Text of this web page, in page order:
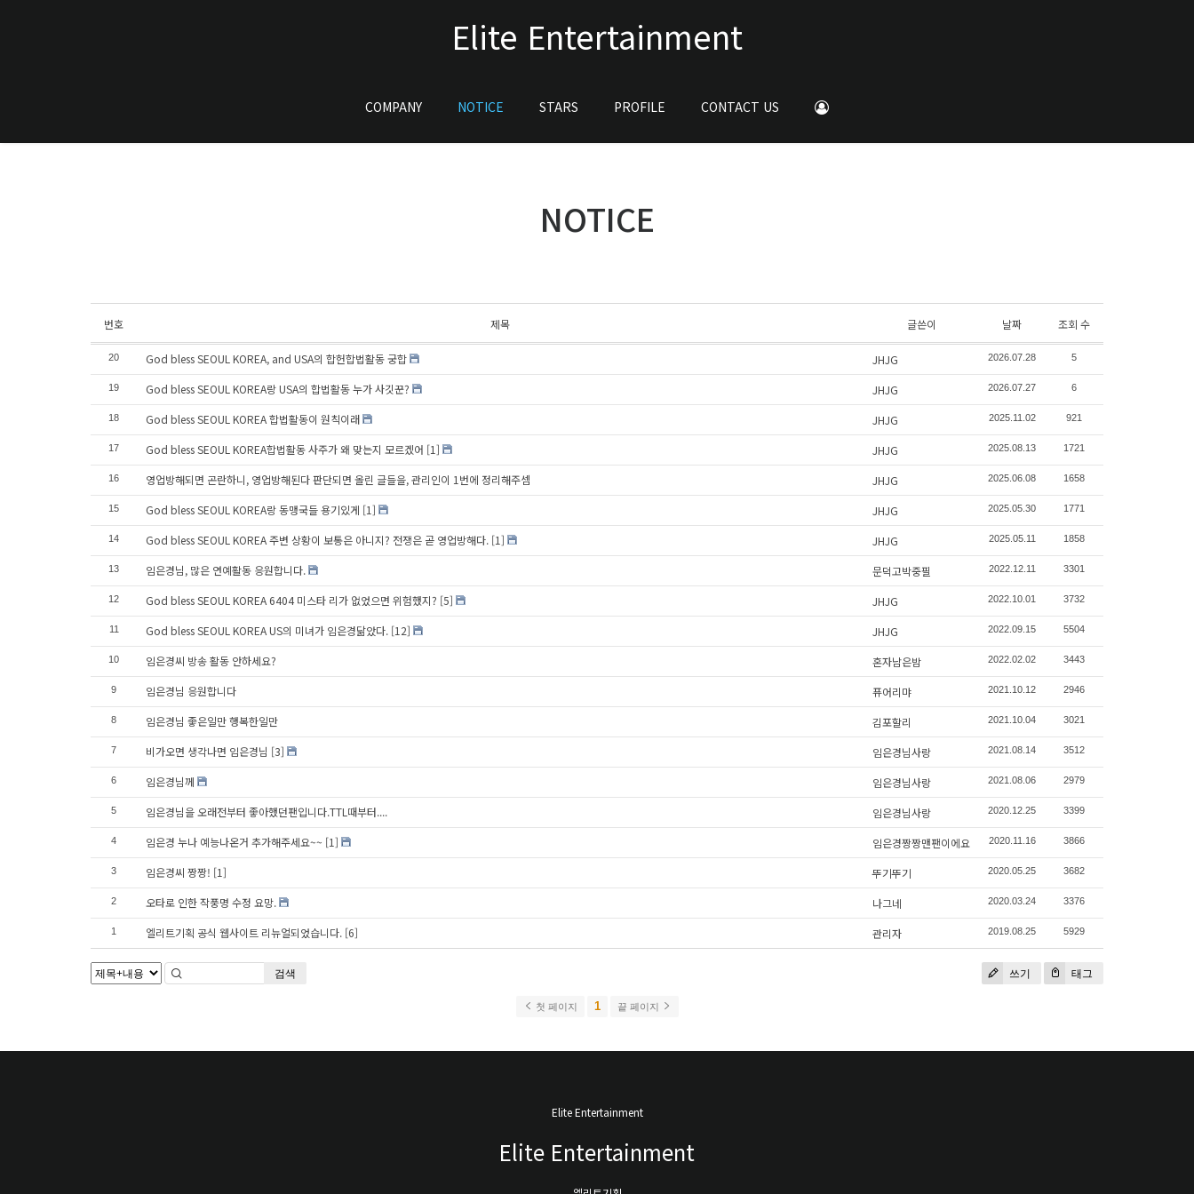
Elite Entertainment
COMPANY NOTICE STARS PROFILE CONTACT US
NOTICE
번호 제목 글쓴이 날짜 조회 수
20 God bless SEOUL KOREA, and USA의 합헌합법활동 궁합 JHJG 2026.07.28 5
19 God bless SEOUL KOREA랑 USA의 합법활동 누가 사깃꾼? JHJG 2026.07.27 6
18 God bless SEOUL KOREA 합법활동이 원칙이래 JHJG 2025.11.02 921
17 God bless SEOUL KOREA합법활동 사주가 왜 맞는지 모르겠어 [1] JHJG 2025.08.13 1721
16 영업방해되면 곤란하니, 영업방해된다 판단되면 올린 글들을, 관리인이 1번에 정리해주셈 JHJG 2025.06.08 1658
15 God bless SEOUL KOREA랑 동맹국들 용기있게 [1] JHJG 2025.05.30 1771
14 God bless SEOUL KOREA 주변 상황이 보통은 아니지? 전쟁은 곧 영업방해다. [1] JHJG 2025.05.11 1858
13 임은경님, 많은 연예활동 응원합니다. 문덕고박중필 2022.12.11 3301
12 God bless SEOUL KOREA 6404 미스타 리가 없었으면 위험했지? [5] JHJG 2022.10.01 3732
11 God bless SEOUL KOREA US의 미녀가 임은경닮았다. [12] JHJG 2022.09.15 5504
10 임은경씨 방송 활동 안하세요? 혼자남은밤 2022.02.02 3443
9 임은경님 응원합니다 퓨어리먀 2021.10.12 2946
8 임은경님 좋은일만 행복한일만 김포할리 2021.10.04 3021
7 비가오면 생각나면 임은경님 [3] 임은경님사랑 2021.08.14 3512
6 임은경님께 임은경님사랑 2021.08.06 2979
5 임은경님을 오래전부터 좋아했던팬입니다.TTL때부터.... 임은경님사랑 2020.12.25 3399
4 임은경 누나 예능나온거 추가해주세요~~ [1] 임은경짱짱맨팬이에요 2020.11.16 3866
3 임은경씨 짱짱! [1] 뚜기뚜기 2020.05.25 3682
2 오타로 인한 작풍명 수정 요망. 나그네 2020.03.24 3376
1 엘리트기획 공식 웹사이트 리뉴얼되었습니다. [6] 관리자 2019.08.25 5929
쓰기 태그
검색
첫 페이지 1 끝 페이지
Elite Entertainment
Elite Entertainment